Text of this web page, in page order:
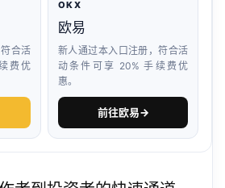
合活
费优
OKX
欧易
新人通过本入口注册，符合活
动条件可享 20% 手续费优
惠。
前往欧易→